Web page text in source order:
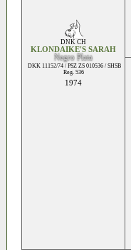
DNK CH
KLONDAIKE'S SARAH
Negro Plata
DKK 11152/74 / PSZ ZS 010536 / SHSB
Reg. 536
1974